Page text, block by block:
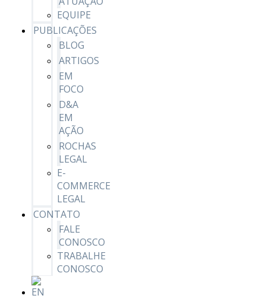
EQUIPE
PUBLICAÇÕES
BLOG
ARTIGOS
EM
FOCO
D&A
EM
AÇÃO
ROCHAS
LEGAL
E-
COMMERCE
LEGAL
CONTATO
FALE
CONOSCO
TRABALHE
CONOSCO